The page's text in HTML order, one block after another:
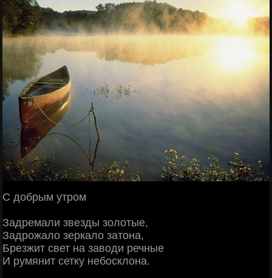
С добрым утром
Задремали звезды золотые,
Задрожало зеркало затона,
Брезжит свет на заводи речные
И румянит сетку небосклона.